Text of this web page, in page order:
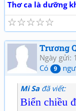
Thơ ca là dưỡng
☆
☆
☆
☆
☆
Trương
Ngày gửi:
Có
9
Mi Sađã viết:
Biển chiều